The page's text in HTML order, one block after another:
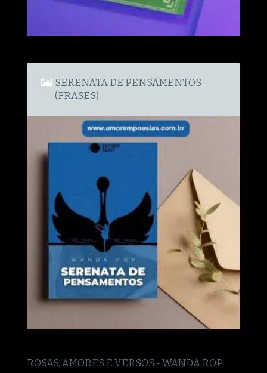
SERENATA DE PENSAMENTOS
(FRASES)
ROSAS, AMORES E VERSOS - WANDA ROP